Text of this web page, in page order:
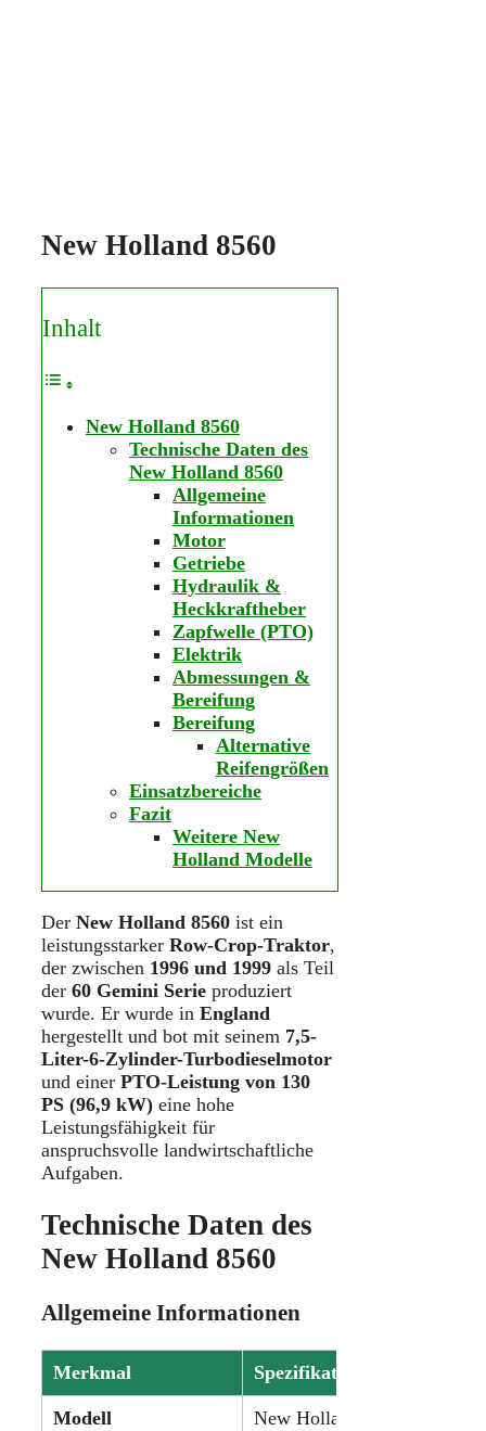
New Holland 8560
Inhalt
New Holland 8560
Technische Daten des
New Holland 8560
Allgemeine
Informationen
Motor
Getriebe
Hydraulik &
Heckkraftheber
Zapfwelle (PTO)
Elektrik
Abmessungen &
Bereifung
Bereifung
Alternative
Reifengrößen
Einsatzbereiche
Fazit
Weitere New
Holland Modelle
Der New Holland 8560 ist ein
leistungsstarker Row-Crop-Traktor,
der zwischen 1996 und 1999 als Teil
der 60 Gemini Serie produziert
wurde. Er wurde in England
hergestellt und bot mit seinem 7,5-
Liter-6-Zylinder-Turbodieselmotor
und einer PTO-Leistung von 130
PS (96,9 kW) eine hohe
Leistungsfähigkeit für
anspruchsvolle landwirtschaftliche
Aufgaben.
Technische Daten des
New Holland 8560
Allgemeine Informationen
Merkmal Spezifikation
Modell New Holland 8560